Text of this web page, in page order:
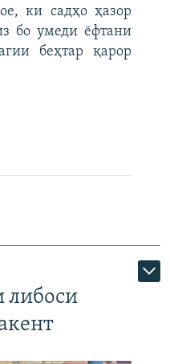
ки садҳо ҳазор
бо умеди ёфтани
беҳтар қарор
либоси